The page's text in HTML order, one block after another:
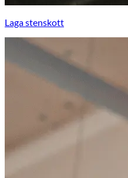
Laga stenskott